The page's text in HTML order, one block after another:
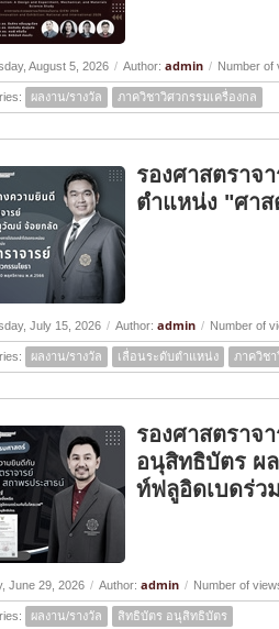
August 5, 2026 / Author: admin / Number of
ผลงาน/รางวัล ภาควิชาวิศวกรรมเครื่องกล
รองศาสตราจ
ตำแหน่ง "ศาส
July 15, 2026 / Author: admin / Number of
ผลงาน/รางวัล เลื่อนระดับตำแหน่ง ภาควิช
รองศาสตราจ
อนุสิทธิบัตร ผ
ท์ฟลูอิดเบดร่ว
June 29, 2026 / Author: admin / Number of
ผลงาน/รางวัล สิทธิบัตร อนุสิทธิบัตร